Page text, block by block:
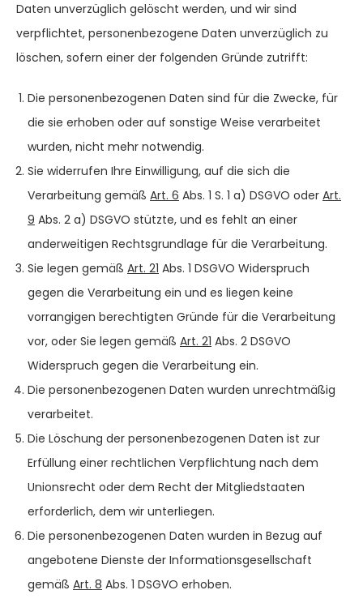
Daten unverzüglich gelöscht werden, und wir sind
verpflichtet, personenbezogene Daten unverzüglich zu
löschen, sofern einer der folgenden Gründe zutrifft:
Die personenbezogenen Daten sind für die Zwecke, für
die sie erhoben oder auf sonstige Weise verarbeitet
wurden, nicht mehr notwendig.
Sie widerrufen Ihre Einwilligung, auf die sich die
Verarbeitung gemäß Art. 6 Abs. 1 S. 1 a) DSGVO oder Art.
9 Abs. 2 a) DSGVO stützte, und es fehlt an einer
anderweitigen Rechtsgrundlage für die Verarbeitung.
Sie legen gemäß Art. 21 Abs. 1 DSGVO Widerspruch
gegen die Verarbeitung ein und es liegen keine
vorrangigen berechtigten Gründe für die Verarbeitung
vor, oder Sie legen gemäß Art. 21 Abs. 2 DSGVO
Widerspruch gegen die Verarbeitung ein.
Die personenbezogenen Daten wurden unrechtmäßig
verarbeitet.
Die Löschung der personenbezogenen Daten ist zur
Erfüllung einer rechtlichen Verpflichtung nach dem
Unionsrecht oder dem Recht der Mitgliedstaaten
erforderlich, dem wir unterliegen.
Die personenbezogenen Daten wurden in Bezug auf
angebotene Dienste der Informationsgesellschaft
gemäß Art. 8 Abs. 1 DSGVO erhoben.